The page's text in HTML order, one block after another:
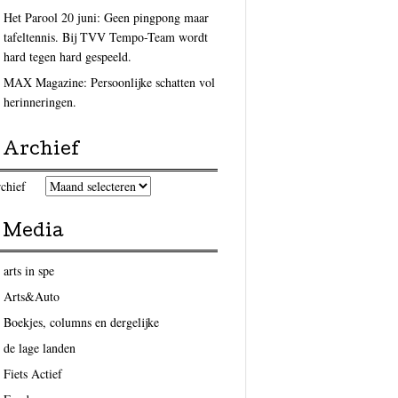
Het Parool 20 juni: Geen pingpong maar
tafeltennis. Bij TVV Tempo-Team wordt
hard tegen hard gespeeld.
MAX Magazine: Persoonlijke schatten vol
herinneringen.
Archief
Media
arts in spe
Arts&Auto
Boekjes, columns en dergelijke
de lage landen
Fiets Actief